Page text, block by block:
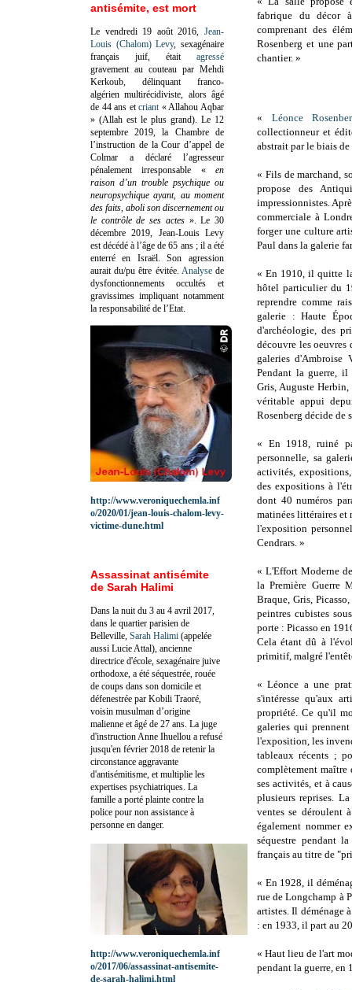
fabrique du décor
comprenant des
Rosenberg et une
chantier. »
« Léonce
collectionneur et
abstrait par le biais
« Fils de marchand,
propose des
impressionnistes.
commerciale à
forger une culture
Paul dans la galerie
« En 1910, il quitte
hôtel particulier du
reprendre comme
galerie : Haute
d'archéologie, des
découvre les oeuvres
galeries d'Ambroise
Pendant la guerre, il
Gris, Auguste Herbin,
véritable appui
Rosenberg décide de
« En 1918, ruiné
personnelle, sa
activités,
des expositions à
dont 40 numéros
matinées littéraires et
l'exposition
Cendrars. »
« L'Effort Moderne
la Première Guerre
Braque, Gris,
peintres cubistes
porte : Picasso en
Cela étant dû à
primitif, malgré
« Léonce a une
s'intéresse qu'aux
propriété. Ce qu'il
galeries qui
l'exposition, les
tableaux récents ;
complètement
ses activités, et à
plusieurs reprises.
ventes se déroulent
également nommer
séquestre pendant
français au titre de
« En 1928, il
rue de Longchamp à
artistes. Il déménage
: en 1933, il part au
« Haut lieu de l'art
pendant la guerre, en
antisémite, est mort
Le vendredi 19 août 2016, Jean-
Louis (Chalom) Levy, sexagénaire
français juif, était agressé
gravement au couteau par Mehdi
Kerkoub, délinquant franco-
algérien multirécidiviste, alors âgé
de 44 ans etcriant « Allahou Aqbar
» (Allah est le plus grand). Le 12
septembre 2019, la Chambre de
l’instruction de la Cour d’appel de
Colmar a déclaré l’agresseur
pénalement irresponsable «en
raison d’un trouble psychique ou
neuropsychique ayant, au moment
des faits, aboli son discernement ou
le contrôle de ses actes». Le 30
décembre 2019, Jean-Louis Levy
est décédé à l’âge de 65 ans ; il a été
enterré en Israël. Son agression
aurait du/pu être évitée. Analysede
dysfonctionnements occultés et
gravissimes impliquant notamment
la responsabilité de l’Etat.
http://www.veroniquechemla.inf
o/2020/01/jean-louis-chalom-levy-
victime-dune.html
Assassinat antisémite
de Sarah Halimi
Dans la nuit du 3 au 4 avril 2017,
dans le quartier parisien de
Belleville, Sarah Halimi (appelée
aussi Lucie Attal), ancienne
directrice d'école, sexagénaire juive
orthodoxe, a été séquestrée, rouée
de coups dans son domicile et
défenestrée par Kobili Traoré,
voisin musulman d’origine
malienne et âgé de 27 ans. La juge
d'instruction Anne Ihuellou a refusé
jusqu'en février 2018 de retenir la
circonstance aggravante
d'antisémitisme, et multiplie les
expertises psychiatriques. La
famille a porté plainte contre la
police pour non assistance à
personne en danger.
http://www.veroniquechemla.inf
o/2017/06/assassinat-antisemite-
de-sarah-halimi.html